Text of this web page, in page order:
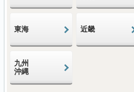
東海 近畿
九州
沖縄